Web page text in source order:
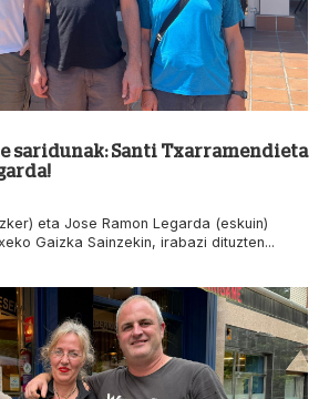
saridunak: Santi Txarramendieta
eta Jose Ramon Legarda (eskuin)
Gaizka Sainzekin, irabazi dituzten...